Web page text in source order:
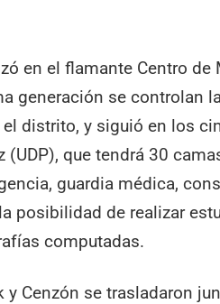
en el flamante Centro
generación se controlan
distrito, y siguió en los
(UDP), que tendrá 30
guardia médica,
posibilidad de realizar
computadas.
y Cenzón se trasladaron